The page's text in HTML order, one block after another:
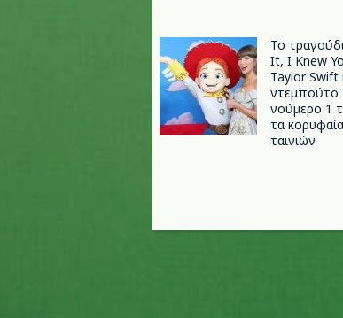
Το
It, I Knew
Taylor Swift
ντεμπούτο
νούμερο 1
τα
ταινιών